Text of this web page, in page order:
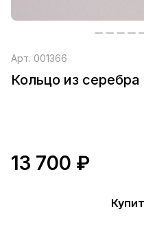
Арт. 001366
Кольцо из
13 700 ₽